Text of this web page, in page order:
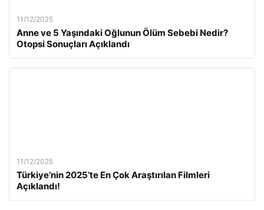
11/12/2025
Anne ve 5 Yaşındaki Oğlunun Ölüm Sebebi Nedir?
Otopsi Sonuçları Açıklandı
11/12/2025
Türkiye’nin 2025’te En Çok Araştırılan Filmleri
Açıklandı!